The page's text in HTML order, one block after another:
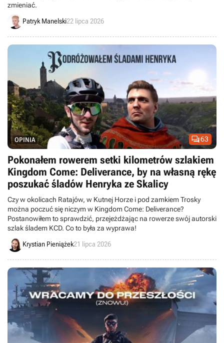
zmieniać.
Patryk Manelski22 lipca 2026
63
OPINIA
Pokonałem rowerem setki kilometrów szlakiem
Kingdom Come: Deliverance, by na własną rękę
poszukać śladów Henryka ze Skalicy
Czy w okolicach Ratajów, w Kutnej Horze i pod zamkiem Trosky
można poczuć się niczym w Kingdom Come: Deliverance?
Postanowiłem to sprawdzić, przejeżdżając na rowerze swój autorski
szlak śladem KCD. Co to była za wyprawa!
Krystian Pieniążek21 lipca 2026